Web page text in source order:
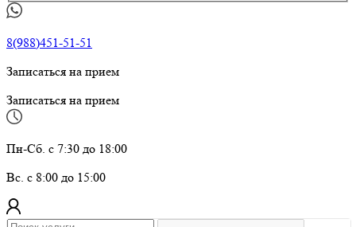
8(988)451-51-51
Записаться на прием
Записаться на прием
Пн-Сб. с 7:30 до 18:00
Вс. с 8:00 до 15:00